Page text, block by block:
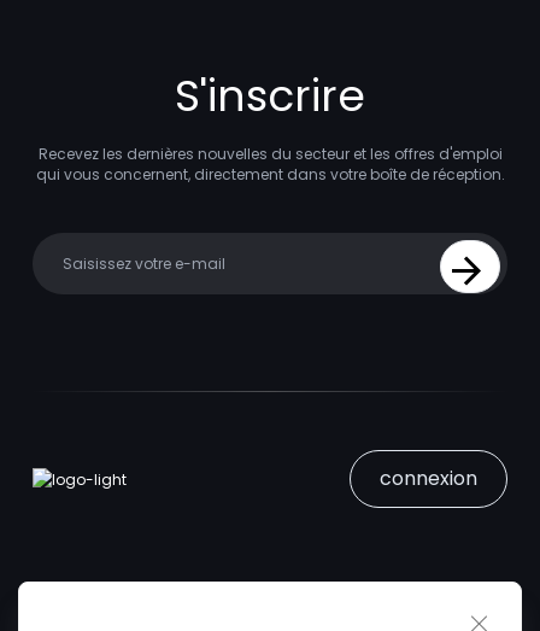
S'inscrire
Recevez les dernières nouvelles du secteur et les offres d'emploi
qui vous concernent, directement dans votre boîte de réception.
Sign Up
connexion
Close